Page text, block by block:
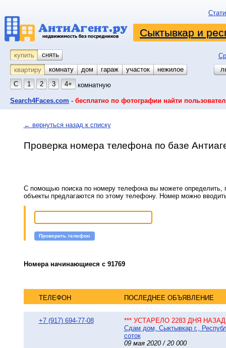
Сыктывкар и
купить снять
квартиру
комнату койко-место
дом гараж участок
нежилое
С
1 2 3 4+ комнатную
Search4Faces.com - бесплатно по фотографии найти
← вернуться назад к списку
Проверка номера телефона по базе
С помощью поиска по номеру телефона вы можете определить,
объекты предлагаются по этому телефону. Номер можно
Проверить телефон
Номера начинающиеся с 91769
ТЕЛЕФОН ПОСЛЕДНЕЕ ОБЪЯВЛЕНИЕ
+7 (917) 694-77-08
*** УСТАРЕЛО 2283 ДНЯ НАЗАД
Сдам дом, Сыктывкар г.,
соток
09 мая 2020 / 20 000